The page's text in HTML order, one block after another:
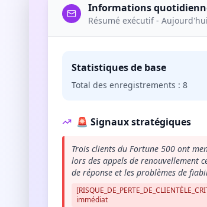
Informations
Résumé exécutif - Aujourd'hui
Statistiques de base
Total des enregistrements : 8
🚨 Signaux stratégiques
Trois clients du Fortune 500 ont
lors des appels de renouvellement
de réponse et les problèmes de
immédiat